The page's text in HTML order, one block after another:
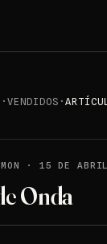
·VENDIDOS ·
· 15 DE
Onda